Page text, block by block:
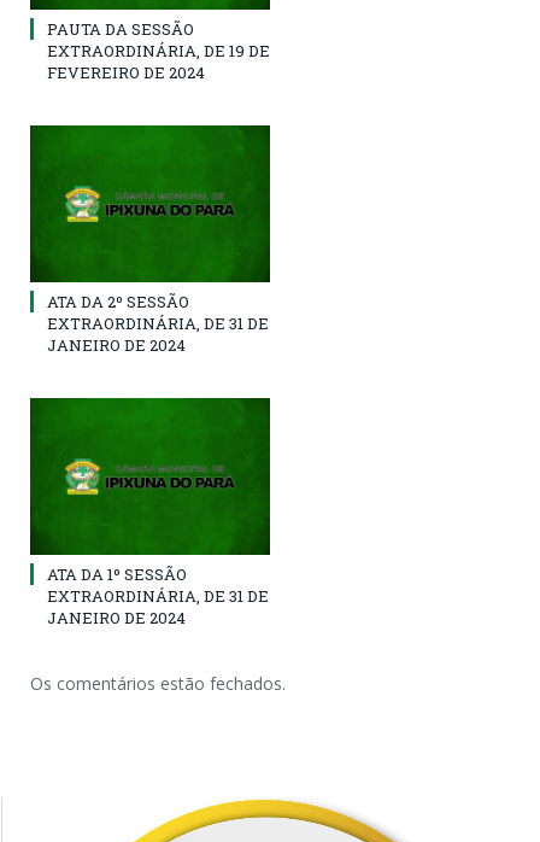
PAUTA DA SESSÃO
EXTRAORDINÁRIA, DE 19 DE
FEVEREIRO DE 2024
ATA DA 2º SESSÃO
EXTRAORDINÁRIA, DE 31 DE
JANEIRO DE 2024
ATA DA 1º SESSÃO
EXTRAORDINÁRIA, DE 31 DE
JANEIRO DE 2024
Os comentários estão fechados.